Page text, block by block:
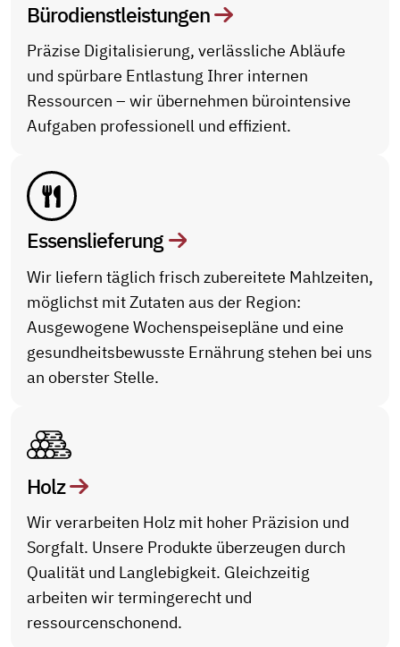
Büro­dienstleistungen
Präzise Digitalisierung, verlässliche Abläufe
und spürbare Entlastung Ihrer internen
Ressourcen – wir übernehmen bürointensive
Aufgaben professionell und effizient.
Essenslieferung
Wir liefern täglich frisch zubereitete Mahlzeiten,
möglichst mit Zutaten aus der Region:
Ausgewogene Wochenspeisepläne und eine
gesundheitsbewusste Ernährung stehen bei uns
an oberster Stelle.
Holz
Wir verarbeiten Holz mit hoher Präzision und
Sorgfalt. Unsere Produkte überzeugen durch
Qualität und Langlebigkeit. Gleichzeitig
arbeiten wir termingerecht und
ressourcenschonend.